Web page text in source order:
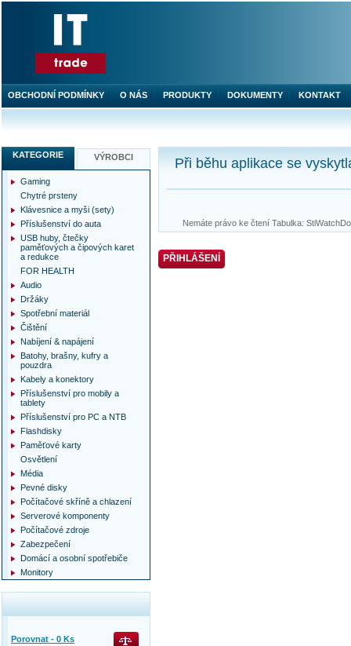
Při běhu aplikace se
Nemáte právo ke čtení Tabulka:
PŘIHLÁŠENÍ
KATEGORIE VÝROBCI
Gaming
Chytré prsteny
Klávesnice a myši (sety)
Příslušenství do auta
USB huby, čtečky
paměťových a čipových karet
a redukce
FOR HEALTH
Audio
Držáky
Spotřební materiál
Čištění
Nabíjení & napájení
Batohy, brašny, kufry a
pouzdra
Kabely a konektory
Příslušenství pro mobily a
tablety
Příslušenství pro PC a NTB
Flashdisky
Paměťové karty
Osvětlení
Média
Pevné disky
Počítačové skříně a chlazení
Serverové komponenty
Počítačové zdroje
Zabezpečení
Domácí a osobní spotřebiče
Monitory
Porovnat - 0 Ks
OBCHODNÍ PODMÍNKY O NÁS PRODUKTY DOKUMENTY KONTAKT